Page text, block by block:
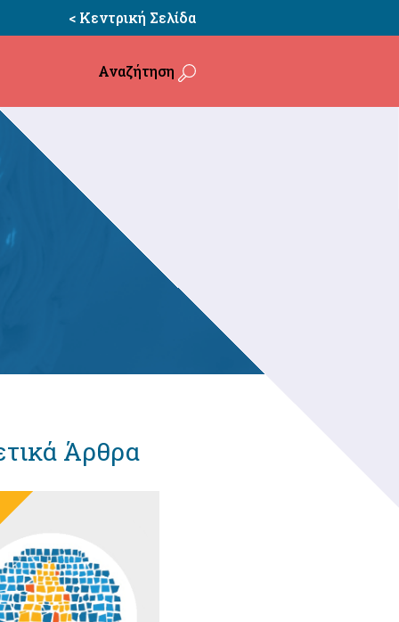
< Κεντρική Σελίδα
Αναζήτηση
Άρθρα